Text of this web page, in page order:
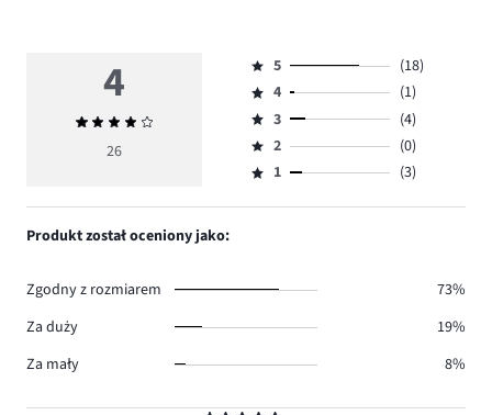
4
Średnia
ocena
26
Ocena
5,
ilość
głosów
18.
5
(18)
Ocena
4,
ilość
głosów
4
(1)
Ocena
3,
ilość
3
(4)
Ocena
2,
2
(0)
Ocena
1,
1 (3)
Produkt został oceniony jako:
Zgodny z rozmiarem
73%
Za duży
19%
Za mały
8%